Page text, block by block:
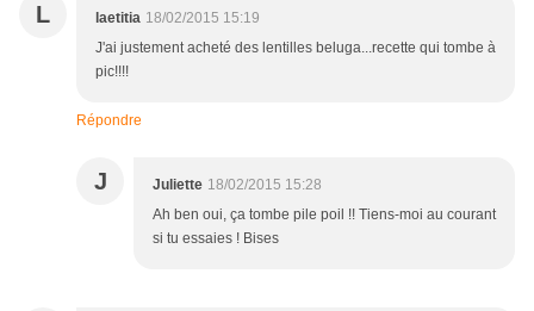
L laetitia 18/02/2015 15:19
J'ai justement acheté des lentilles beluga...recette qui tombe à
pic!!!!
Répondre
J Juliette 18/02/2015 15:28
Ah ben oui, ça tombe pile poil !! Tiens-moi au courant
si tu essaies ! Bises